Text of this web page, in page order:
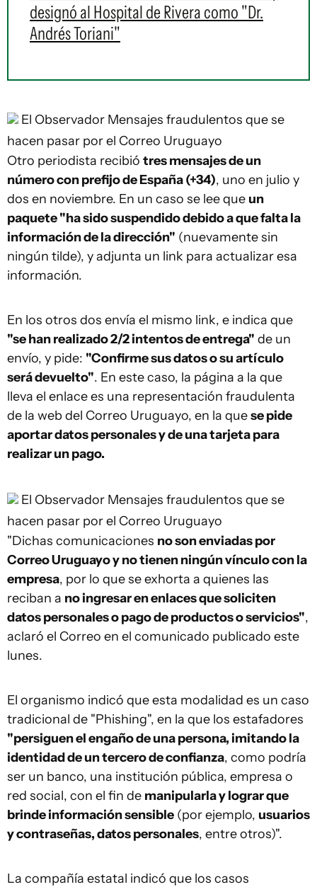
designó al Hospital de Rivera como "Dr.
Andrés Toriani"
El Observador Mensajes fraudulentos que se
hacen pasar por el Correo Uruguayo
Otro periodista recibió tres mensajes de un
número con prefijo de España (+34), uno en julio y
dos en noviembre. En un caso se lee que un
paquete "ha sido suspendido debido a que falta la
información de la dirección" (nuevamente sin
ningún tilde), y adjunta un link para actualizar esa
información.
En los otros dos envía el mismo link, e indica que
"se han realizado 2/2 intentos de entrega" de un
envío, y pide: "Confirme sus datos o su artículo
será devuelto". En este caso, la página a la que
lleva el enlace es una representación fraudulenta
de la web del Correo Uruguayo, en la quese pide
aportar datos personales y de una tarjeta para
realizar un pago.
El Observador Mensajes fraudulentos que se
hacen pasar por el Correo Uruguayo
"Dichas comunicaciones no son enviadas por
Correo Uruguayo y no tienen ningún vínculo con la
empresa, por lo que se exhorta a quienes las
reciban a no ingresar en enlaces que soliciten
datos personales o pago de productos o servicios",
aclaró el Correo en el comunicado publicado este
lunes.
El organismo indicó que esta modalidad es un caso
tradicional de "Phishing", en la que los estafadores
"persiguen el engaño de una persona, imitando la
identidad de un tercero de confianza, como podría
ser un banco, una institución pública, empresa o
red social, con el fin de manipularla y lograr que
brinde información sensible (por ejemplo, usuarios
y contraseñas, datos personales, entre otros)".
La compañía estatal indicó que los casos